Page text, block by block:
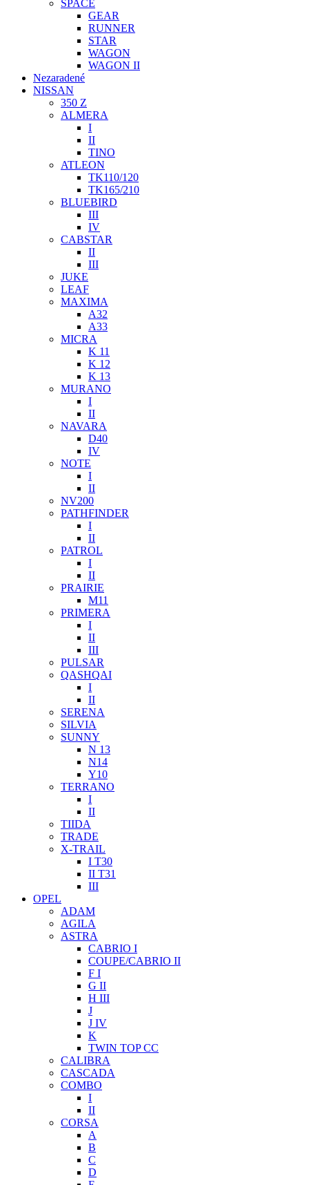
SPACE
GEAR
RUNNER
STAR
WAGON
WAGON II
Nezaradené
NISSAN
350 Z
ALMERA
I
II
TINO
ATLEON
TK110/120
TK165/210
BLUEBIRD
III
IV
CABSTAR
II
III
JUKE
LEAF
MAXIMA
A32
A33
MICRA
K 11
K 12
K 13
MURANO
I
II
NAVARA
D40
IV
NOTE
I
II
NV200
PATHFINDER
I
II
PATROL
I
II
PRAIRIE
M11
PRIMERA
I
II
III
PULSAR
QASHQAI
I
II
SERENA
SILVIA
SUNNY
N 13
N14
Y10
TERRANO
I
II
TIIDA
TRADE
X-TRAIL
I T30
II T31
III
OPEL
ADAM
AGILA
ASTRA
CABRIO I
COUPE/CABRIO II
F I
G II
H III
J
J IV
K
TWIN TOP CC
CALIBRA
CASCADA
COMBO
I
II
CORSA
A
B
C
D